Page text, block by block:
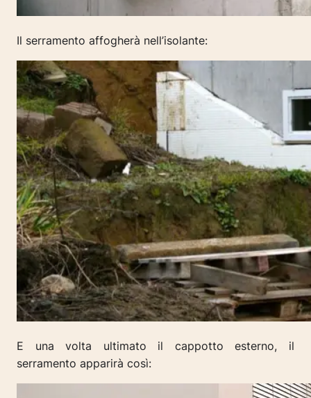
Il serramento affogherà nell’isolante:
E una volta ultimato il cappotto esterno, il
serramento apparirà così: